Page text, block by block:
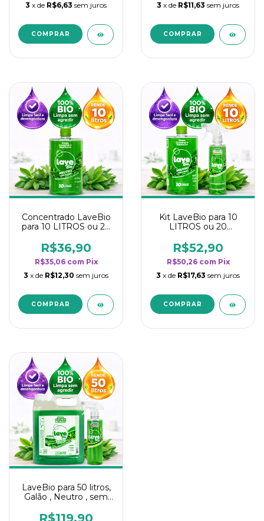
3 x de R$6,63 sem juros
3 x de R$11,63 sem juros
Concentrado LaveBio
para 10 LITROS ou 20
rendimento da
categoria - Neutro
R$36,90
R$35,06 com Pix
3 x de R$12,30 sem juros
Kit LaveBio para 10
LITROS ou 20
rendimento da
categoria - Neutro
R$52,90
R$50,26 com Pix
3 x de R$17,63 sem juros
LaveBio para 50 litros,
Galão , Neutro , sem